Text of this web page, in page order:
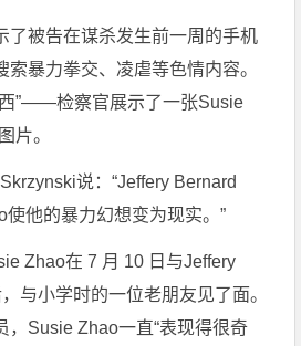
了被告在谋杀发生前一周的手机
暴力拳交、凌虐等色情内容。
”——检察官展示了一张Susie
片。
说：“Jeffery Bernard
他的暴力幻想变为现实。”
Zhao在 7 月 10 日与Jeffery
与小学时的一位老朋友见了面。
，Susie Zhao一直“表现得很奇